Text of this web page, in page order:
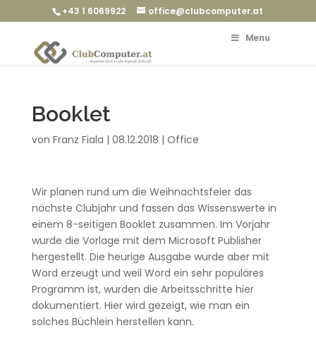
+43 1 6069922 office@clubcomputer.at
Menu
Booklet
von Franz Fiala | 08.12.2018 | Office
Wir planen rund um die Weihnachtsfeier das
nächste Clubjahr und fassen das Wissenswerte in
einem 8-seitigen Booklet zusammen. Im Vorjahr
wurde die Vorlage mit dem Microsoft Publisher
hergestellt. Die heurige Ausgabe wurde aber mit
Word erzeugt und weil Word ein sehr populäres
Programm ist, wurden die Arbeitsschritte hier
dokumentiert. Hier wird gezeigt, wie man ein
solches Büchlein herstellen kann.